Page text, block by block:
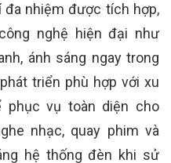
nhiệm được tích hợp,
nghệ hiện đại như
ánh sáng ngay trong
triển phù hợp với xu
vụ toàn diện cho
nhạc, quay phim và
hệ thống đèn khi sử